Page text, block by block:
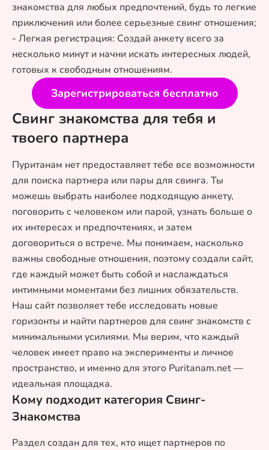
знакомства для любых предпочтений, будь то легкие
приключения или более серьезные свинг отношения;
- Легкая регистрация: Создай анкету всего за
несколько минут и начни искать интересных людей,
готовых к свободным отношениям.
Зарегистрироваться бесплатно
Свинг знакомства для тебя и
твоего партнера
Пуританам нет предоставляет тебе все возможности
для поиска партнера или пары для свинга. Ты
можешь выбрать наиболее подходящую анкету,
поговорить с человеком или парой, узнать больше о
их интересах и предпочтениях, и затем
договориться о встрече. Мы понимаем, насколько
важны свободные отношения, поэтому создали сайт,
где каждый может быть собой и наслаждаться
интимными моментами без лишних обязательств.
Наш сайт позволяет тебе исследовать новые
горизонты и найти партнеров для свинг знакомств с
минимальными усилиями. Мы верим, что каждый
человек имеет право на эксперименты и личное
пространство, и именно для этого Puritanam.net —
идеальная площадка.
Кому подходит категория Свинг-
Знакомства
Раздел создан для тех, кто ищет партнеров по